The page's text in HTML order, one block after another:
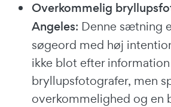
Overkommelig
Angeles: Denne sætning
søgeord med høj
ikke blot efter
bryllupsfotografer, men
overkommelighed og en